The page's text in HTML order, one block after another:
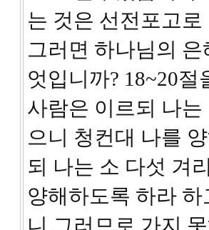
는 것은 선전포고
그러면 하나님의
엇입니까? 18~20
사람은 이르되 나
으니 청컨대 나를
되 나는 소 다섯 겨
양해하도록 하라
니 그러므로 가지